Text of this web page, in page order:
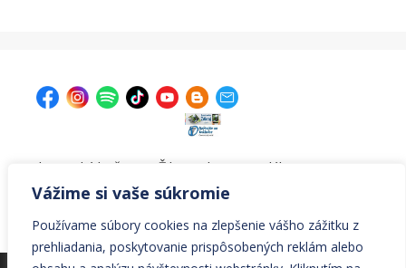
Vážime si vaše súkromie
Používame súbory cookies na zlepšenie vášho zážitku z
prehliadania, poskytovanie prispôsobených reklám alebo
| Krajská knižnica v Žiline, Ul. A. Bernoláka 47, 011 77
Žilina |kniznica@krajskakniznicazilina.sk